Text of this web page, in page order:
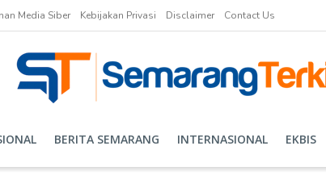
Media Siber Kebijakan Privasi Disclaimer Contact Us
BERITA SEMARANG INTERNASIONAL EKBIS